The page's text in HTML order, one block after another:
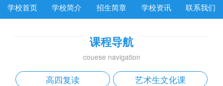
学校首页
学校简介 招生简章 学校资讯 联系我们
课程导航
couese navigation
高四复读 艺术生文化课